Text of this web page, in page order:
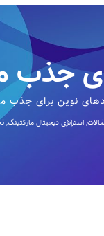
جذب
نوین برای جذب
,استراتژی دیجیتال مارکتینگ,